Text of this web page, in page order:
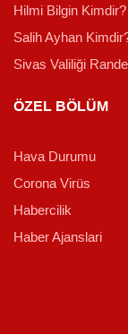
Hilmi Bilgin Kimdir?
Salih Ayhan
Sivas Valiliği
ÖZEL BÖLÜM
Hava Durumu
Corona Virüs
Habercilik
Haber Ajanslari